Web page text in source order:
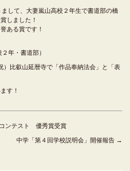
して、大妻嵐山高校２年生で書道部の橋
しました！
ある賞です！
年・書道部）
比叡山延暦寺で「作品奉納法会」と「表
す！
ンテスト 優秀賞受賞
中学「第４回学校説明会」開催報告 →